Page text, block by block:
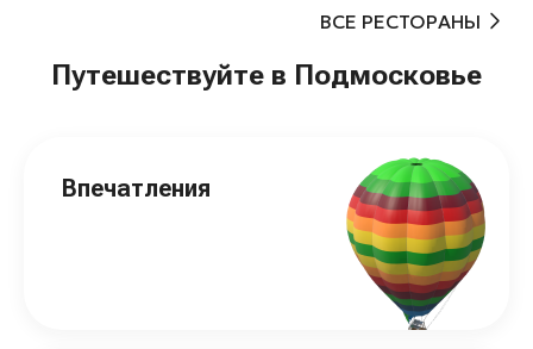
ВСЕ РЕСТОРАНЫ
Путешествуйте в Подмосковье
Впечатления